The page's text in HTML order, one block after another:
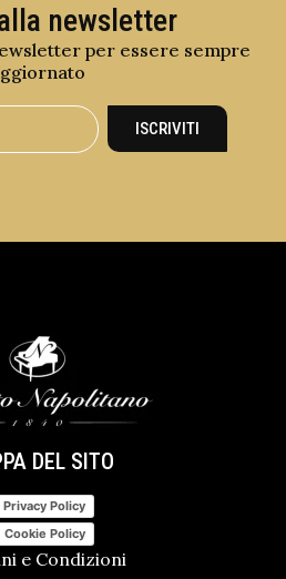
newsletter
per essere sempre
ISCRIVITI
DEL SITO
Privacy Policy
Cookie Policy
e Condizioni